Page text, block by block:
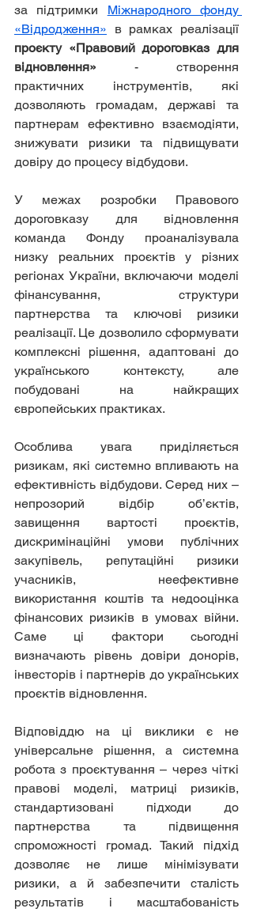
за підтримки Міжнародного фонду
«Відродження»
проєкту «Правовий дороговказ для
відновлення» - створення
практичних інструментів, які
дозволяють громадам, державі та
партнерам ефективно взаємодіяти,
знижувати ризики та підвищувати
довіру до процесу відбудови.
У межах розробки Правового
дороговказу для відновлення
команда Фонду проаналізувала
низку реальних проєктів у різних
регіонах України, включаючи моделі
фінансування, структури
партнерства та ключові ризики
реалізації. Це дозволило сформувати
комплексні рішення, адаптовані до
українського контексту, але
побудовані на найкращих
європейських практиках.
Особлива увага приділяється
ризикам, які системно впливають на
ефективність відбудови. Серед них –
непрозорий відбір об’єктів,
завищення вартості проєктів,
дискримінаційні умови публічних
закупівель, репутаційні ризики
учасників, неефективне
використання коштів та недооцінка
фінансових ризиків в умовах війни.
Саме ці фактори сьогодні
визначають рівень довіри донорів,
інвесторів і партнерів до українських
проєктів відновлення.
Відповіддю на ці виклики є не
універсальне рішення, а системна
робота з проєктування – через чіткі
правові моделі, матриці ризиків,
стандартизовані підходи до
партнерства та підвищення
спроможності громад. Такий підхід
дозволяє не лише мінімізувати
ризики, а й забезпечити сталість
результатів і масштабованість